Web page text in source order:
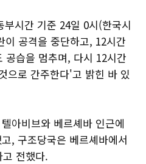
시간 기준 24일 0시(한국시
공격을 중단하고, 12시간
공습을 멈추며, 다시 12시간
으로 간주한다'고 밝힌 바 있
아비브와 베르셰바 인근에
, 구조당국은 베르셰바에서
전했다.